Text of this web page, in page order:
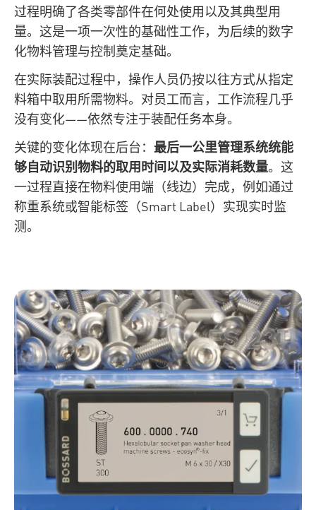
过程明确了各类零部件在何处使用以及其典型用
量。这是一项一次性的基础性工作，为后续的数字
化物料管理与控制奠定基础。
在实际装配过程中，操作人员仍按以往方式从指定
料箱中取用所需物料。对员工而言，工作流程几乎
没有变化——依然专注于装配任务本身。
关键的变化体现在后台： 最后一公里管理系统统能
够自动识别物料的取用时间以及实际消耗数量。这
一过程直接在物料使用端（线边）完成，例如通过
称重系统或智能标签（Smart Label）实现实时监
测。